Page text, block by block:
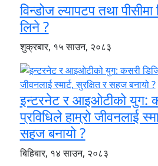
विन्डोज ल्यापटप तथा
लिने ?
शुक्रबार, १५ साउन, २०८३
इन्टरनेट र आइओटीको युग:
प्रविधिले हाम्रो जीवनलाई
सहज बनायो ?
बिहिबार, १४ साउन, २०८३